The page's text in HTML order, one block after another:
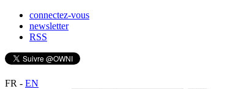
connectez-vous
newsletter
RSS
FR - EN